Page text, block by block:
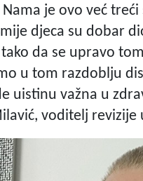
je ovo već
djeca su dobar
da se upravo
u tom razdoblju
uistinu važna u
voditelj revizije